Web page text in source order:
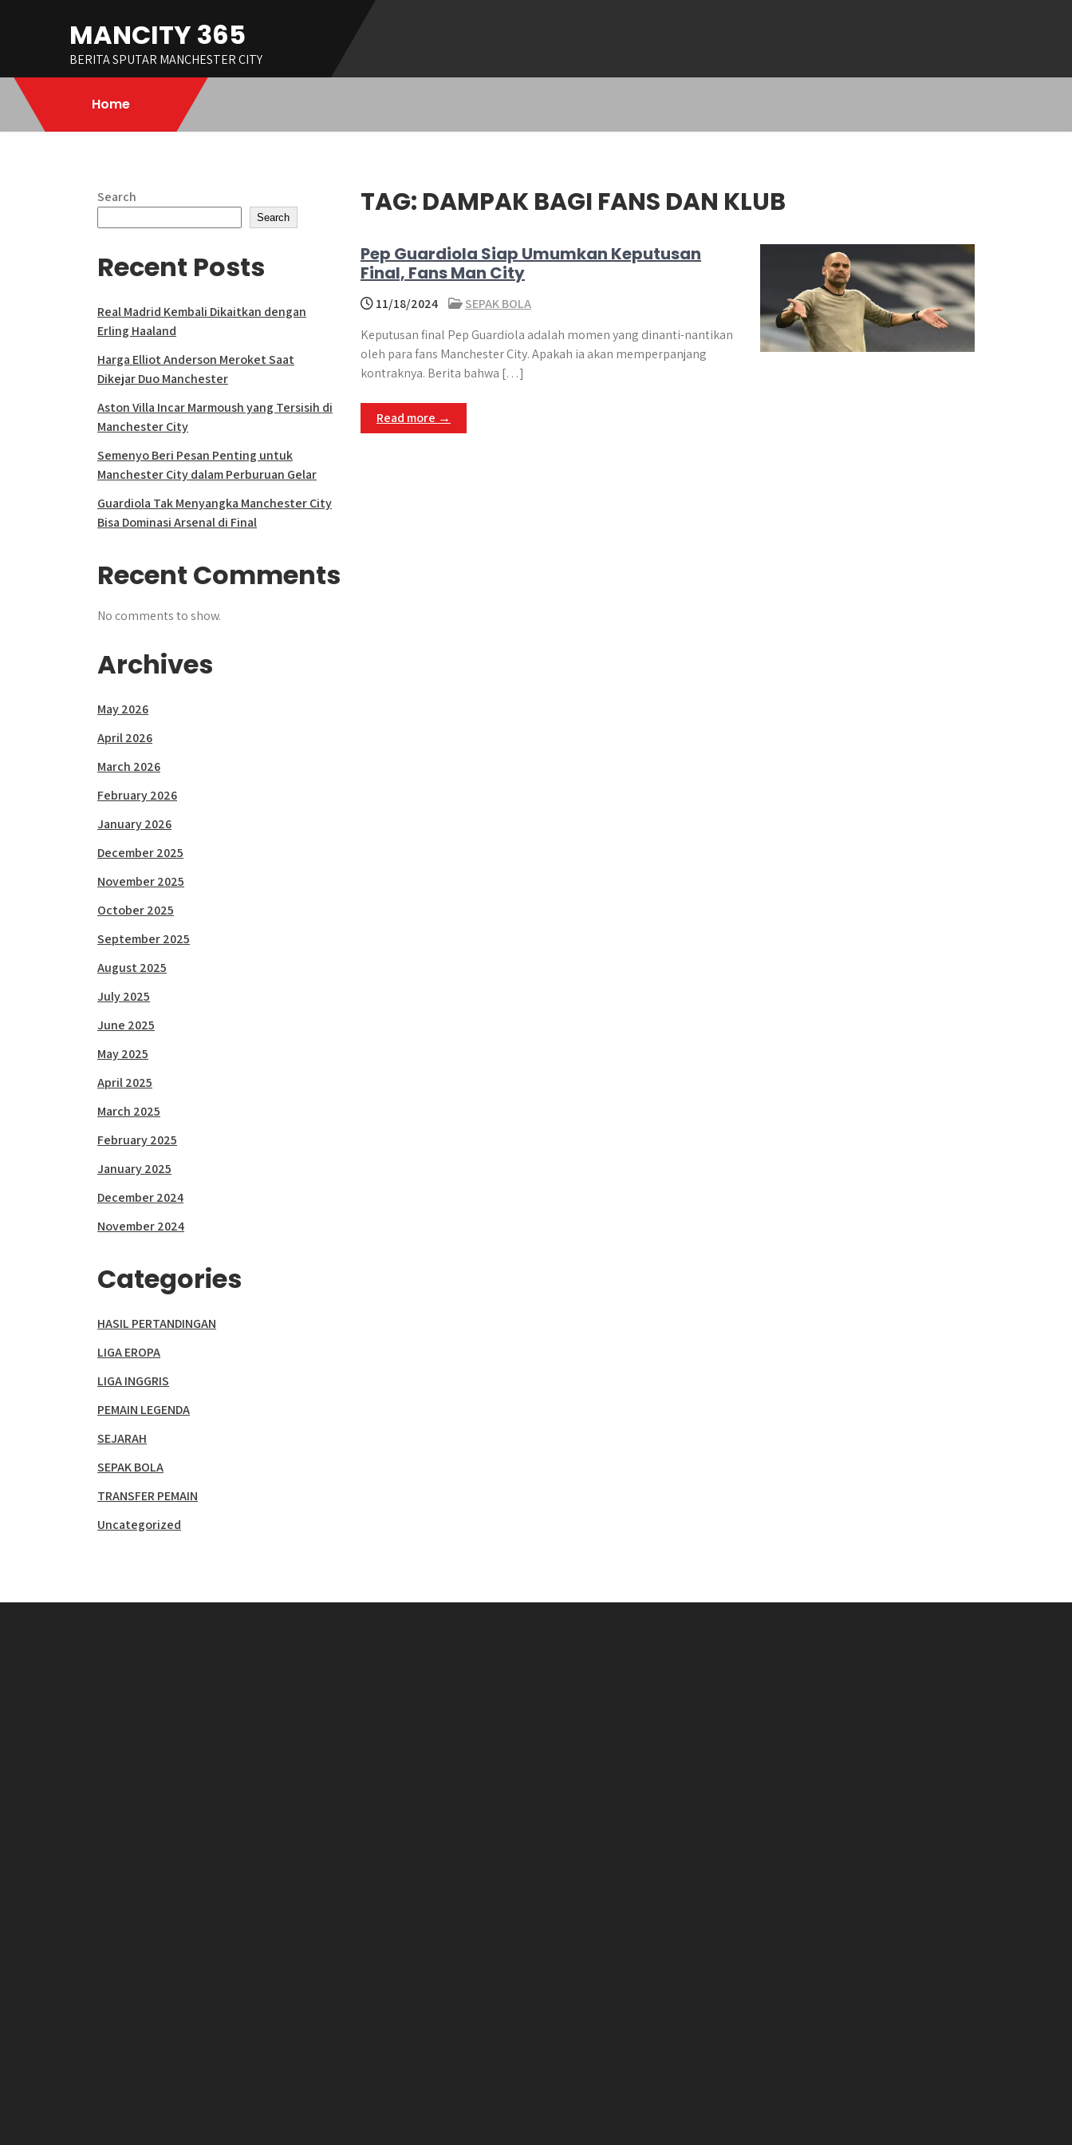
MANCITY 365
BERITA SPUTAR MANCHESTER CITY
Home
TAG: DAMPAK BAGI FANS DAN KLUB
Pep Guardiola Siap Umumkan Keputusan
Final, Fans Man City
11/18/2024
SEPAK BOLA
Keputusan final Pep Guardiola adalah momen yang dinanti-nantikan
oleh para fans Manchester City. Apakah ia akan memperpanjang
kontraknya. Berita bahwa […]
Read more →
Search
Search
Recent Posts
Real Madrid Kembali Dikaitkan dengan
Erling Haaland
Harga Elliot Anderson Meroket Saat
Dikejar Duo Manchester
Aston Villa Incar Marmoush yang Tersisih di
Manchester City
Semenyo Beri Pesan Penting untuk
Manchester City dalam Perburuan Gelar
Guardiola Tak Menyangka Manchester City
Bisa Dominasi Arsenal di Final
Recent Comments
No comments to show.
Archives
May 2026
April 2026
March 2026
February 2026
January 2026
December 2025
November 2025
October 2025
September 2025
August 2025
July 2025
June 2025
May 2025
April 2025
March 2025
February 2025
January 2025
December 2024
November 2024
Categories
HASIL PERTANDINGAN
LIGA EROPA
LIGA INGGRIS
PEMAIN LEGENDA
SEJARAH
SEPAK BOLA
TRANSFER PEMAIN
Uncategorized